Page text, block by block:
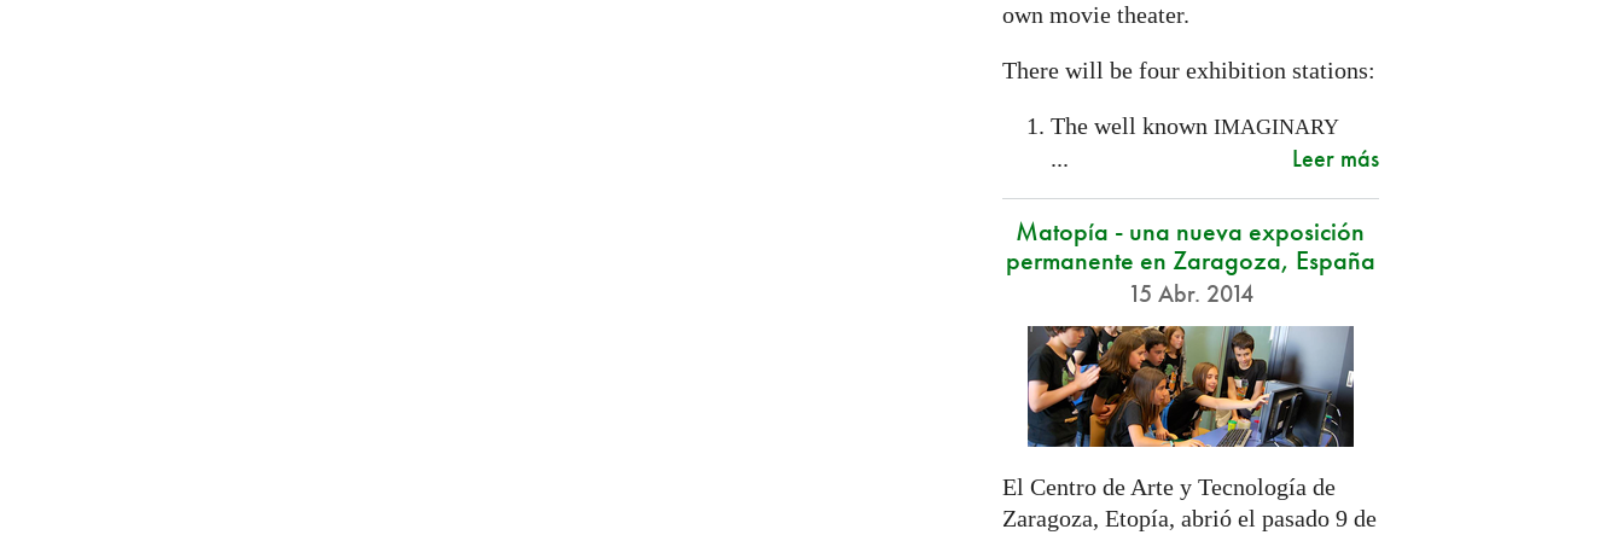
own movie theater.
There will be four exhibition stations:
The well known IMAGINARY
... Leer más
Matopía - una nueva exposición
permanente en Zaragoza, España
15 Abr. 2014
El Centro de Arte y Tecnología de
Zaragoza, Etopía, abrió el pasado 9 de